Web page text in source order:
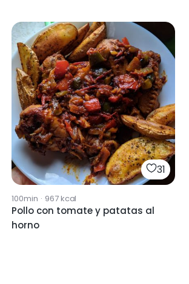
31
100min · 967kcal
Pollo con tomate y patatas al
horno